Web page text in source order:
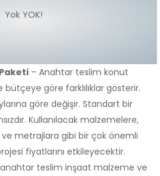
Yok YOK!
– Anahtar teslim konut
göre farklılıklar gösterir.
göre değişir. Standart bir
Kullanılacak malzemelere,
ve metrajlara gibi bir çok önemli
fiyatlarını etkileyecektir.
teslim inşaat malzeme ve